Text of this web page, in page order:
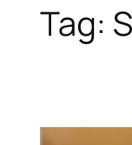
Tag: